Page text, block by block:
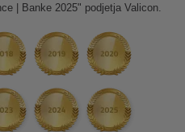
| Banke 2025" podjetja Valicon.